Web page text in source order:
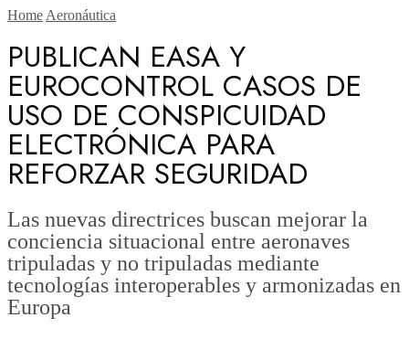
Aerolíneas
Aeronáutica
Aeropuertos
Columnistas
Home Aeronáutica
PUBLICAN EASA Y
EUROCONTROL CASOS DE
USO DE CONSPICUIDAD
ELECTRÓNICA PARA
REFORZAR SEGURIDAD
Las nuevas directrices buscan mejorar la
conciencia situacional entre aeronaves
tripuladas y no tripuladas mediante
tecnologías interoperables y armonizadas en
Europa